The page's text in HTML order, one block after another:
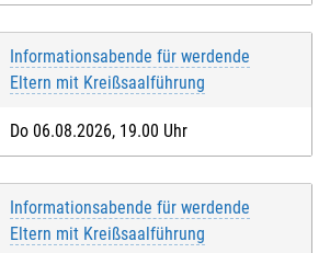
Informationsabende für werdende
Eltern mit Kreißsaalführung
Do 06.08.2026, 19.00 Uhr
Informationsabende für werdende
Eltern mit Kreißsaalführung